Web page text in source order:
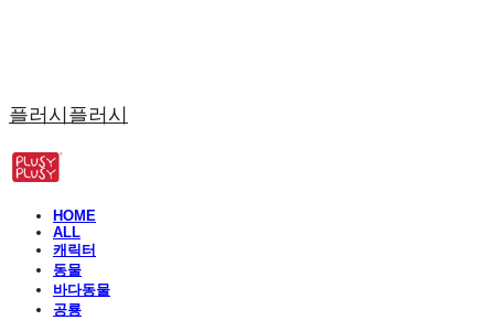
플러시플러시
HOME
ALL
캐릭터
동물
바다동물
공룡